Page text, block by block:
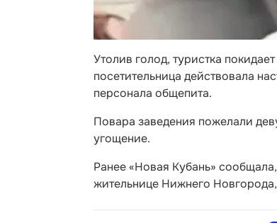
Утолив голод, туристка
посетительница действовала
персонала общепита.
Повара заведения пожелали
угощение.
Ранее «Новая Кубань»
жительнице Нижнего